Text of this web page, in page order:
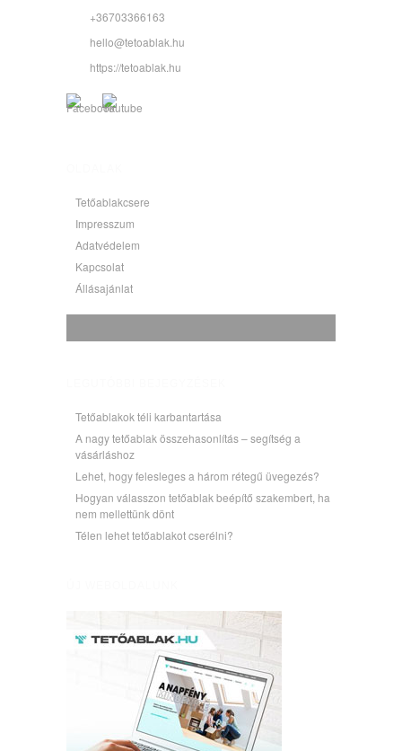
+36703366163
hello@tetoablak.hu
https://tetoablak.hu
Tetőablakcsere
Impresszum
Adatvédelem
Kapcsolat
Állásajánlat
Tetőablakok téli karbantartása
A nagy tetőablak összehasonlítás – segítség a
vásárláshoz
Lehet, hogy felesleges a három rétegű üvegezés?
Hogyan válasszon tetőablak beépítő szakembert, ha
nem mellettünk dönt
Télen lehet tetőablakot cserélni?